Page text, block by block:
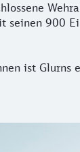
900
ist